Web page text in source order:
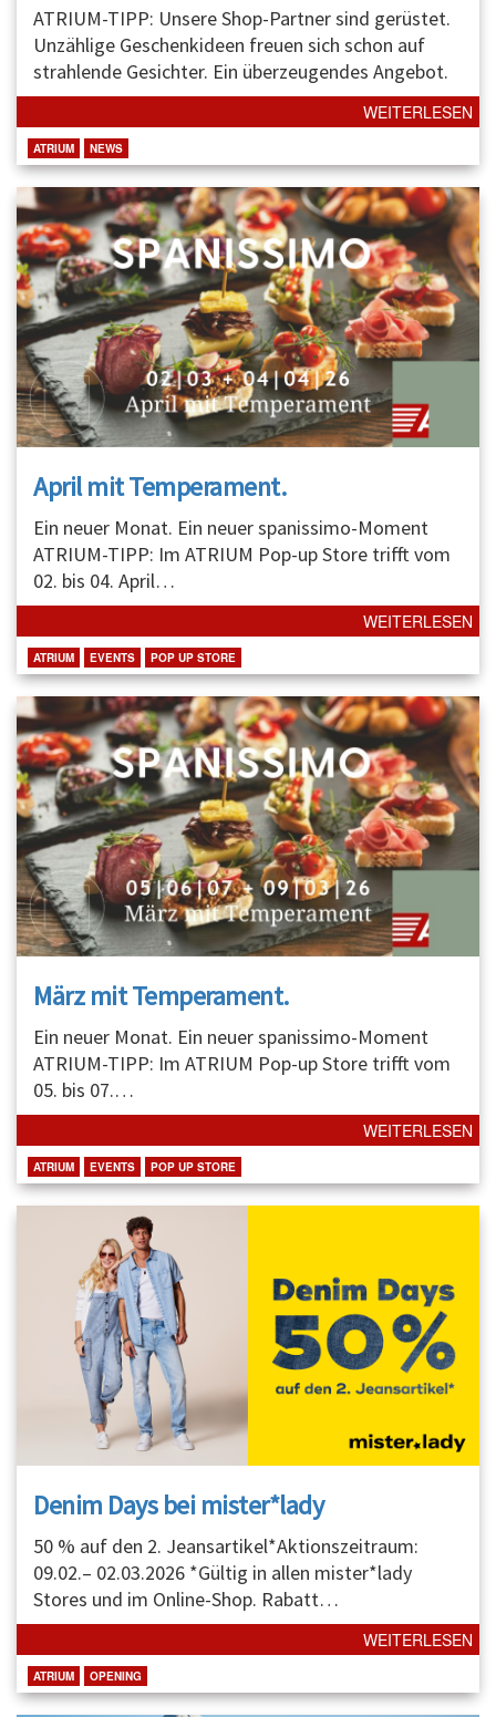
ATRIUM-TIPP: Unsere Shop-Partner sind gerüstet.
Unzählige Geschenkideen freuen sich schon auf
strahlende Gesichter. Ein überzeugendes Angebot.
WEITERLESEN
ATRIUM NEWS
April mit Temperament.
Ein neuer Monat. Ein neuer spanissimo-Moment
ATRIUM-TIPP: Im ATRIUM Pop-up Store trifft vom
02. bis 04. April…
WEITERLESEN
ATRIUM EVENTS POP UP STORE
März mit Temperament.
Ein neuer Monat. Ein neuer spanissimo-Moment
ATRIUM-TIPP: Im ATRIUM Pop-up Store trifft vom
05. bis 07.…
WEITERLESEN
ATRIUM EVENTS POP UP STORE
Denim Days bei mister*lady
50 % auf den 2. Jeansartikel*Aktionszeitraum:
09.02.– 02.03.2026 *Gültig in allen mister*lady
Stores und im Online-Shop. Rabatt…
WEITERLESEN
ATRIUM OPENING